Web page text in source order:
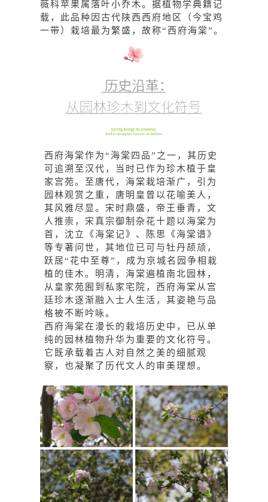
薇科苹果属落叶小乔木。据植物学典籍记
载，此品种因古代陕西西府地区（今宝鸡
一带）栽培最为繁盛，故称“西府海棠”。
西府海棠作为“海棠四品”之一，其历史
可追溯至汉代，当时已作为珍木植于皇
家宫苑。至唐代，海棠栽培渐广，引为
园林观赏之重，唐明皇曾以花喻美人，
其风雅尽显。宋时鼎盛，帝王垂青，文
人推崇，宋真宗御制杂花十题以海棠为
首，沈立《海棠记》、陈思《海棠谱》
等专著问世，其地位已可与牡丹颉颃，
跃居“花中至尊”，成为京城名园争相栽
植的佳木。明清，海棠遍植南北园林，
从皇家苑囿到私家宅院，西府海棠从宫
廷珍木逐渐融入士人生活，其姿艳与品
格被不断吟咏。
西府海棠在漫长的栽培历史中，已从单
纯的园林植物升华为重要的文化符号。
它既承载着古人对自然之美的细腻观
察，也凝聚了历代文人的审美理想。